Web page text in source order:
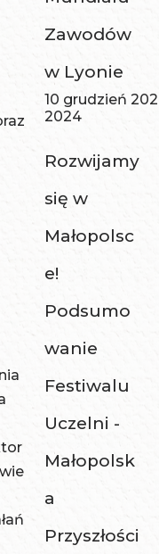
Zawodów
w Lyonie
10 grudzień
2024
Rozwijamy
się w
Małopolsc
e!
Podsumo
wanie
Festiwalu
Uczelni -
Małopolsk
a
Przyszłości